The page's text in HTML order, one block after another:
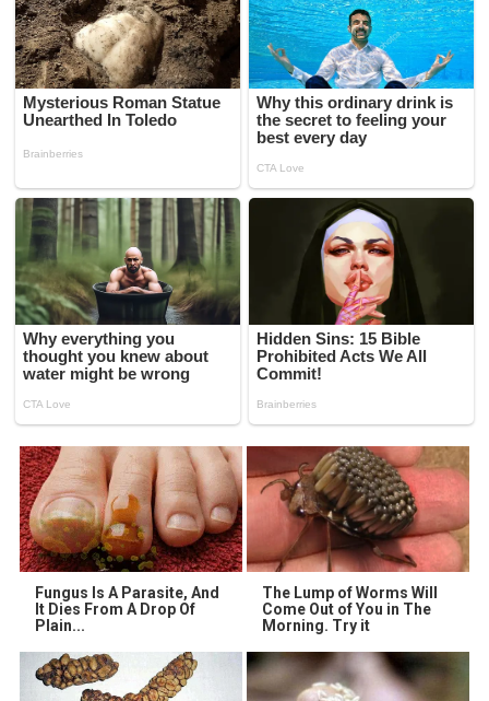
Fungus Is A Parasite, And
It Dies From A Drop Of
Plain...
The Lump of Worms Will
Come Out of You in The
Morning. Try it